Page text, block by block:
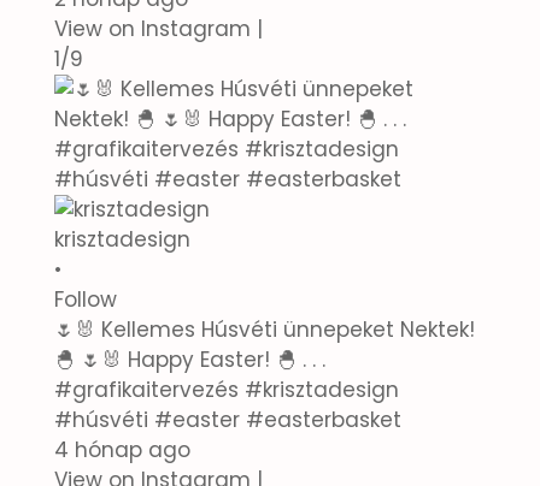
View on Instagram |
1/9
krisztadesign
•
Follow
🌷🐰 Kellemes Húsvéti ünnepeket Nektek!
🐣 🌷🐰 Happy Easter! 🐣 . . .
#grafikaitervezés #krisztadesign
#húsvéti #easter #easterbasket
4 hónap ago
View on Instagram |